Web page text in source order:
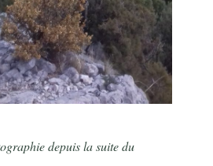
depuis la suite du